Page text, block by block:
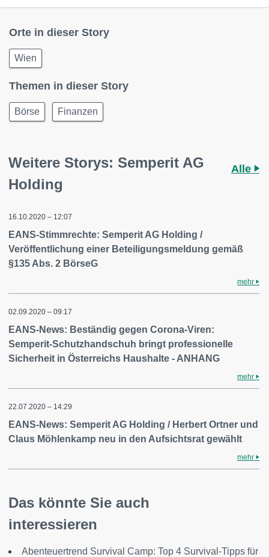
Orte in dieser Story
Wien
Themen in dieser Story
Börse Finanzen
Weitere Storys: Semperit AG
Holding
Alle
16.10.2020 – 12:07
EANS-Stimmrechte: Semperit AG Holding /
Veröffentlichung einer Beteiligungsmeldung gemäß
§135 Abs. 2 BörseG
mehr
02.09.2020 – 09:17
EANS-News: Beständig gegen Corona-Viren:
Semperit-Schutzhandschuh bringt professionelle
Sicherheit in Österreichs Haushalte - ANHANG
mehr
22.07.2020 – 14:29
EANS-News: Semperit AG Holding / Herbert Ortner und
Claus Möhlenkamp neu in den Aufsichtsrat gewählt
mehr
Das könnte Sie auch
interessieren
Abenteuertrend Survival Camp: Top 4 Survival-Tipps für